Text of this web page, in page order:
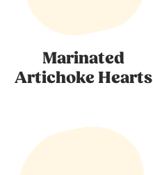
Marinated
Artichoke Hearts